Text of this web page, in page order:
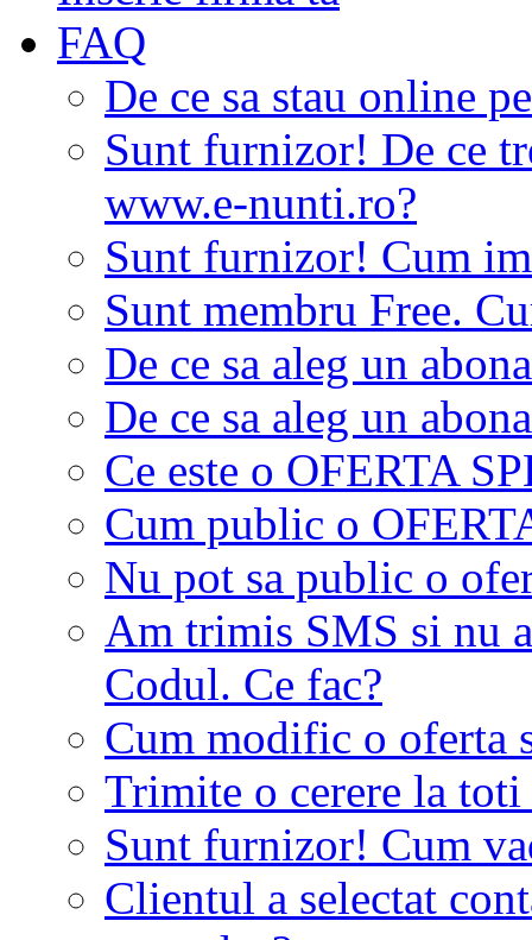
FAQ
De ce sa stau online
Sunt furnizor! De ce
www.e-nunti.ro?
Sunt furnizor! Cum
Sunt membru Free.
De ce sa aleg un
De ce sa aleg un
Ce este o OFERTA
Cum public o
Nu pot sa public o
Am trimis SMS si nu
Codul. Ce fac?
Cum modific o oferta
Trimite o cerere la
Sunt furnizor! Cum
Clientul a selectat